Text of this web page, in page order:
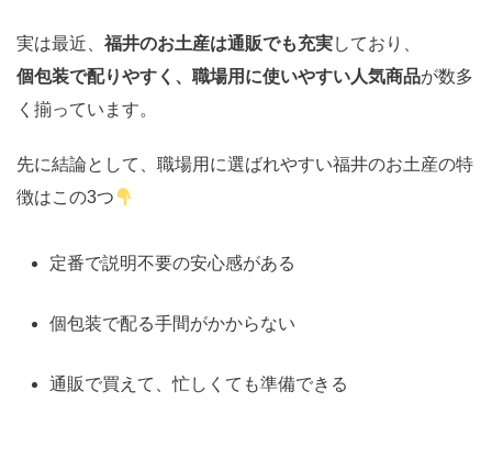
実は最近、 福井のお土産は通販でも充実しており、
個包装で配りやすく、職場用に使いやすい人気商品が数多
く揃っています。
先に結論として、職場用に選ばれやすい福井のお土産の特
徴はこの3つ
定番で説明不要の安心感がある
個包装で配る手間がかからない
通販で買えて、忙しくても準備できる